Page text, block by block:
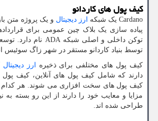
کیف پول های کاردانو
Cardano یک شبکه ارز دیجیتال و یک پروژه متن
پیاده سازی یک بلاک چین عمومی برای
توکن داخلی و اصلی شبکهADA نام دارد.
توسط بنیاد کاردانو مستقر در شهر زاگ سوئیس
کیف پول های مختلفی برای ذخیره
ارز دیجیتال
دارند که شامل کیف پول های آنلاین، کیف
کیف پول های سخت افزاری می شوند. هر کدام
مزایا و معایب خود را دارند از این رو بسته به
طراحی شده اند.